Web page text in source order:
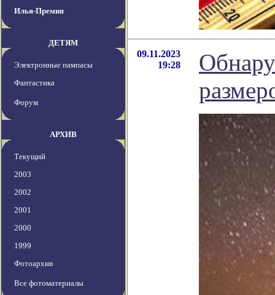
Илья-Премия
ДЕТЯМ
Электронные пампасы
Фантастика
Форум
АРХИВ
Текущий
2003
2002
2001
2000
1999
Фотоархив
Все фотоматериалы
09.11.2023
19:28